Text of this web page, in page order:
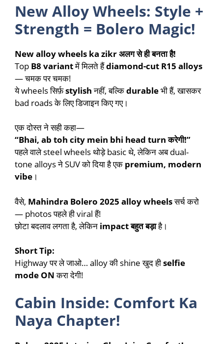
New Alloy Wheels: Style +
Strength = Bolero Magic!
New alloy wheels ka zikr अलग से ही बनता है!
Top B8 variantमें मिलते हैंdiamond-cut R15 alloys
— चमक पर चमक!
ये wheels सिर्फ़stylishनहीं, बल्किdurableभी हैं, खासकर
bad roads के लिए डिजाइन किए गए।
एक दोस्त ने सही कहा—
“Bhai, ab toh city mein bhi head turn करेगी!”
पहले वाले steel wheels थोड़े basic थे, लेकिन अब dual-
tone alloys ने SUV को दिया है एक premium, modern
vibe ।
वैसे, Mahindra Bolero 2025 alloy wheelsसर्च करो
— photos पहले ही viral हैं!
छोटा बदलाव लगता है, लेकिन impact बहुत बड़ाहै।
Short Tip:
Highway पर ले जाओ… alloy की shine खुद हीselfie
mode ONकरा देगी!
Cabin Inside: Comfort Ka
Naya Chapter!